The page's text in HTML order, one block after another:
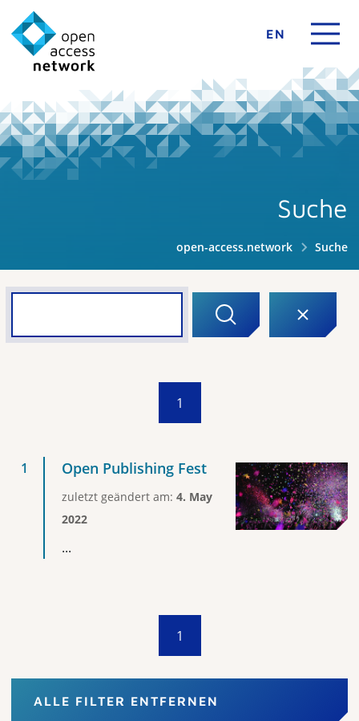
EN
Suche
open-access.network Suche
1
Open Publishing Fest
zuletzt geändert am: 4. May
2022
...
1
ALLE FILTER ENTFERNEN